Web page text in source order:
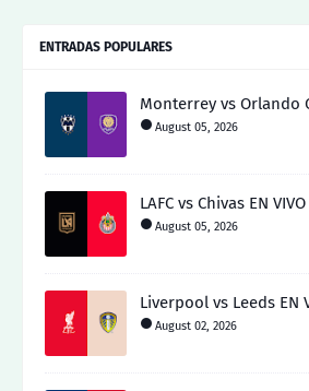
ENTRADAS POPULARES
Monterrey vs Orlando
August 05, 2026
LAFC vs Chivas EN VIVO
August 05, 2026
Liverpool vs Leeds EN
August 02, 2026